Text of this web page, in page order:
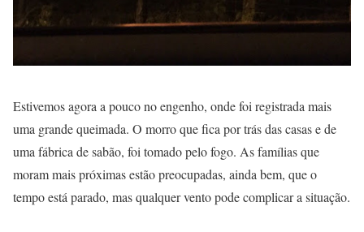
Estivemos agora a pouco no engenho, onde foi registrada mais
uma grande queimada. O morro que fica por trás das casas e de
uma fábrica de sabão, foi tomado pelo fogo. As famílias que
moram mais próximas estão preocupadas, ainda bem, que o
tempo está parado, mas qualquer vento pode complicar a situação.